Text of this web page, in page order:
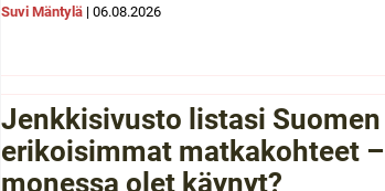
Suvi Mäntylä | 06.08.2026
Jenkkisivusto listasi Suomen
erikoisimmat matkakohteet
monessa olet käynyt?